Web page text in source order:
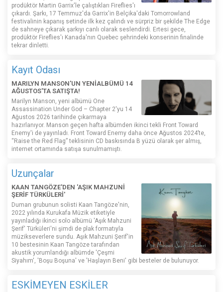
prodüktör Martin Garrix'le çalıştıkları Fireflies'ı
çıkardı. Şarkı, 17 Temmuz'da Garrix'in Belçika'daki Tomorrowland
festivalinin kapanış setinde ilk kez çalındı ​​ve sürpriz bir şekilde The Edge
de sahneye çıkarak şarkıyı canlı olarak seslendirdi. Ertesi gece,
prodüktör Fireflies'ı Kanada'nın Quebec şehrindeki konserinin finalinde
tekrar dinletti.
Kayıt Odası
MARILYN MANSON'UN YENİALBÜMÜ 14
AĞUSTOS'TA SATIŞTA!
Marilyn Manson, yeni albümü One
Assassination Under God – Chapter 2'yu 14
Ağustos 2026 tarihinde çıkarmaya
hazırlanıyor. Manson geçen hafta albümden ikinci tekli Front Toward
Enemy'i de yayınladı. Front Toward Enemy daha önce Ağustos 2024’te,
“Raise the Red Flag” teklisinin CD baskısında B yüzü olarak şer almış,
internet ortamında satışa sunulmamıştı.
Uzunçalar
KAAN TANGÖZE'DEN 'AŞIK MAHZUNİ
ŞERİF TÜRKÜLERİ'
Duman grubunun solisti Kaan Tangöze'nin,
2022 yılında Kurukafa Müzik etiketiyle
yayınladığı ikinci solo albümü 'Aşık Mahzuni
Şerif' Türküleri'ni şimdi de plak formatıyla
müzikseverlere sundu. Aşık Mahzuni Şerif'in
10 bestesinin Kaan Tangöze tarafından
akustik yorumlandığı albümde 'Çeşmi
Siyahım', 'Boşu Boşuna' ve 'Haşlayın Beni' gibi besteler de bulunuyor.
ESKİMEYEN ESKİLER